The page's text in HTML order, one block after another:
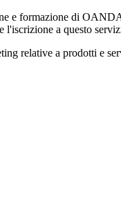
e formazione di
l'iscrizione a questo
relative a prodotti e